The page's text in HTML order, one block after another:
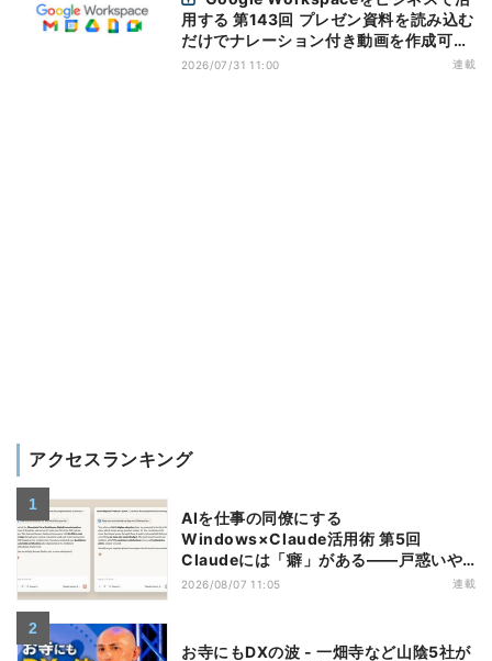
用する 第143回 プレゼン資料を読み込む
だけでナレーション付き動画を作成可能
になった「Google Vids」
2026/07/31 11:00 連載
アクセスランキング
AIを仕事の同僚にする
Windows×Claude活用術 第5回
Claudeには「癖」がある――戸惑いや
すい7つの仕様
2026/08/07 11:05 連載
お寺にもDXの波 - 一畑寺など山陰5社が